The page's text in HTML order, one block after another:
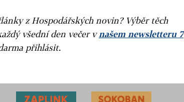
z Hospodářských novin? Výběr těch
všední den večer vnašem newsletteru 7
přihlásit.